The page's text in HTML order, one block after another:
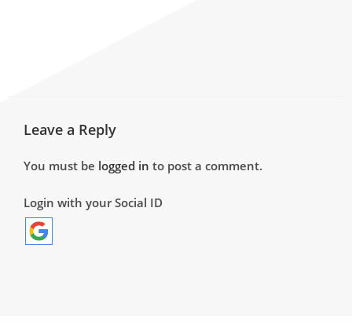
Leave a Reply
You must be logged in to post a comment.
Login with your Social ID